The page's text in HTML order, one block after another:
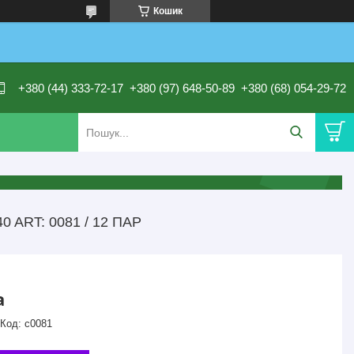
Кошик
+380 (44) 333-72-17 +380 (97) 648-50-89 +380 (68) 054-29-72
ART: 0081 / 12 ПАР
Код: с0081